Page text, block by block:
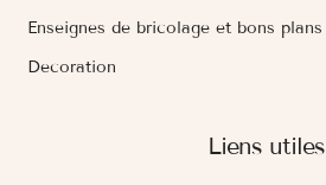
Enseignes de bricolage et bons plans
Decoration
Liens utiles